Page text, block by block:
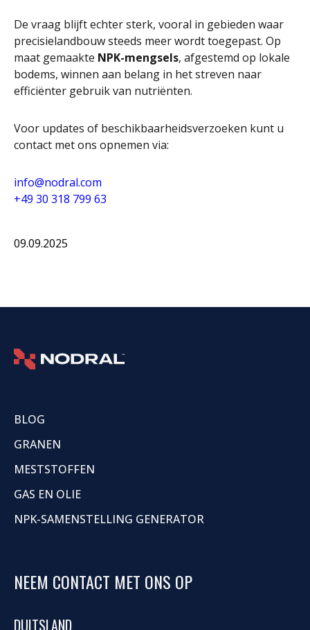
De vraag blijft echter sterk, vooral in gebieden waar
precisielandbouw steeds meer wordt toegepast. Op
maat gemaakte NPK-mengsels, afgestemd op lokale
bodems, winnen aan belang in het streven naar
efficiënter gebruik van nutriënten.
Voor updates of beschikbaarheidsverzoeken kunt u
contact met ons opnemen via:
info@nodral.com
+49 30 318 799 63
09.09.2025
BLOG
GRANEN
MESTSTOFFEN
GAS EN OLIE
NPK-SAMENSTELLING GENERATOR
NEEM CONTACT MET ONS OP
DUITSLAND